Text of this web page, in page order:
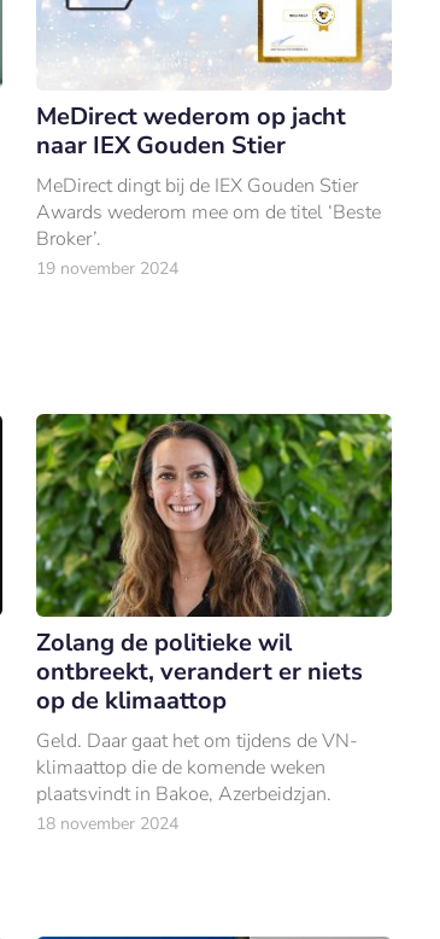
MeDirect wederom op jacht
naar IEX Gouden Stier
MeDirect dingt bij de IEX Gouden Stier
Awards wederom mee om de titel ‘Beste
Broker’.
19 november 2024
Zolang de politieke wil
ontbreekt, verandert er niets
op de klimaattop
Geld. Daar gaat het om tijdens de VN-
klimaattop die de komende weken
plaatsvindt in Bakoe, Azerbeidzjan.
18 november 2024